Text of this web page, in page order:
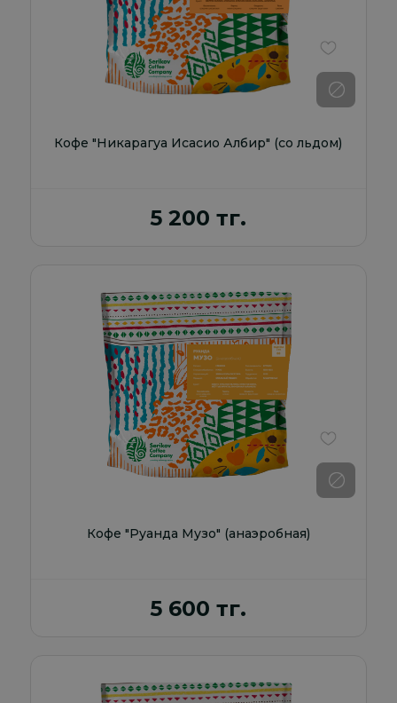
Кофе "Никарагуа Исасио Албир" (со льдом)
5 200 тг.
В
Кофе "Руанда Музо" (анаэробная)
5 600 тг.
В